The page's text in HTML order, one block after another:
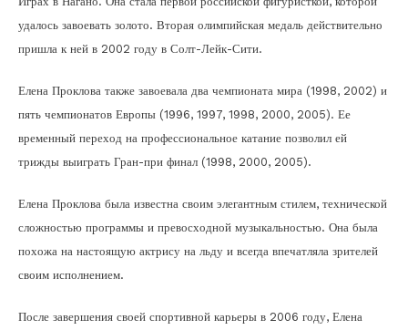
удалось завоевать золото. Вторая олимпийская медаль действительно
пришла к ней в 2002 году в Солт-Лейк-Сити.
Елена Проклова также завоевала два чемпионата мира (1998, 2002) и
пять чемпионатов Европы (1996, 1997, 1998, 2000, 2005). Ее
временный переход на профессиональное катание позволил ей
трижды выиграть Гран-при финал (1998, 2000, 2005).
Елена Проклова была известна своим элегантным стилем, технической
сложностью программы и превосходной музыкальностью. Она была
похожа на настоящую актрису на льду и всегда впечатляла зрителей
своим исполнением.
После завершения своей спортивной карьеры в 2006 году, Елена